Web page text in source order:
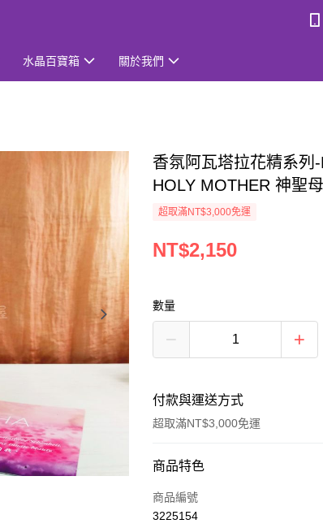
水晶百寶箱 關於我們
香氛阿瓦塔拉花精系列
HOLY MOTHER 神聖
超取滿NT$3,000免運
NT$2,150
數量
付款與運送方式
超取滿NT$3,000免運
付款方式
信用卡一次付款
商品特色
商品編號
3225154